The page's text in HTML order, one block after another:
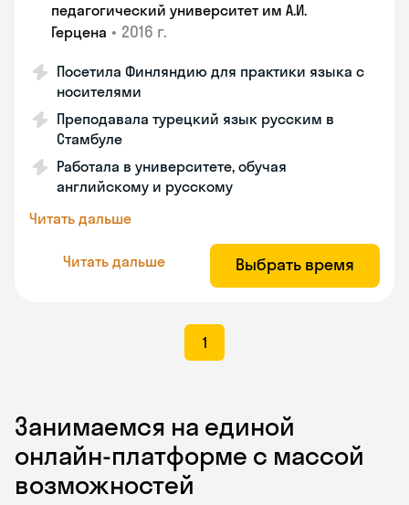
педагогический университет им А.И.
Герцена • 2016 г.
Посетила Финляндию для практики языка с
носителями
Преподавала турецкий язык русским в
Стамбуле
Работала в университете, обучая
английскому и русскому
Читать дальше
Читать дальше Выбрать время
1
Занимаемся на единой
онлайн-платформе с массой
возможностей